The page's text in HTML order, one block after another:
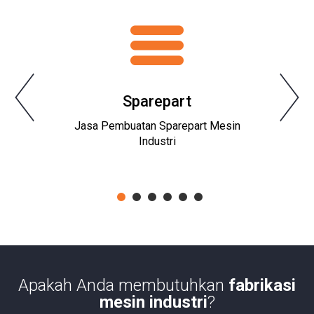
Sparepart
Jasa Pembuatan Sparepart Mesin
Industri
1 2 3 4 5 6
Apakah Anda membutuhkan fabrikasi
mesin industri?